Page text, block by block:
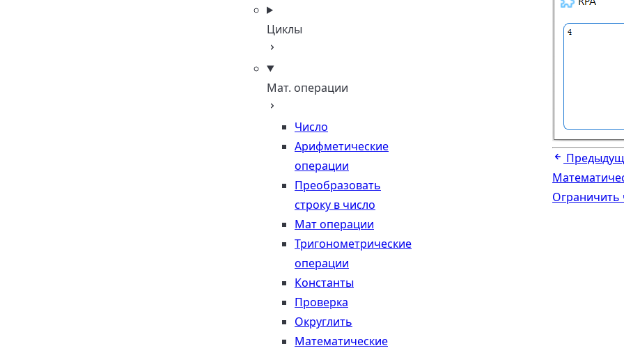
Циклы
Мат. операции
Число
Арифметические
операции
Преобразовать
строку в число
Мат операции
Тригонометрические
операции
Константы
Проверка
Округлить
Математические
Ограничить